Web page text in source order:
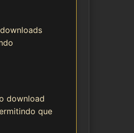
download
que